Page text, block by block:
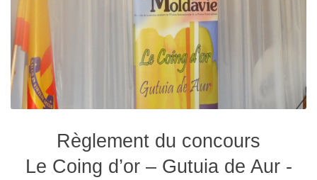
Règlement du concours
Le Coing d’or – Gutuia de Aur -